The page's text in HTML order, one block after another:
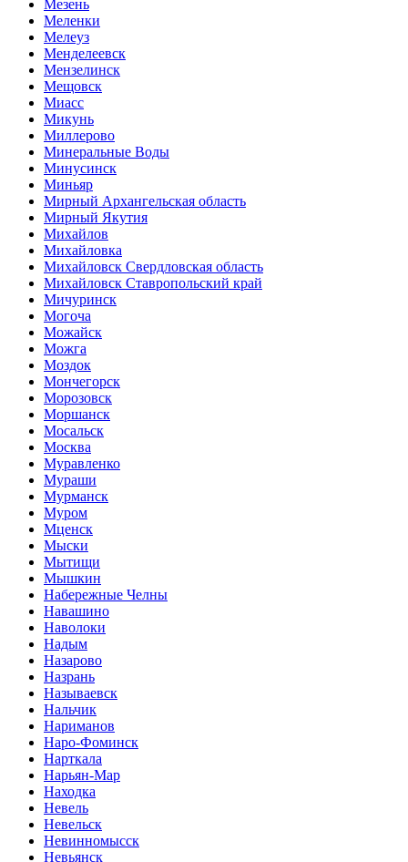
Мезень
Меленки
Мелеуз
Менделеевск
Мензелинск
Мещовск
Миасс
Микунь
Миллерово
Минеральные Воды
Минусинск
Миньяр
Мирный Архангельская область
Мирный Якутия
Михайлов
Михайловка
Михайловск Свердловская область
Михайловск Ставропольский край
Мичуринск
Могоча
Можайск
Можга
Моздок
Мончегорск
Морозовск
Моршанск
Мосальск
Москва
Муравленко
Мураши
Мурманск
Муром
Мценск
Мыски
Мытищи
Мышкин
Набережные Челны
Навашино
Наволоки
Надым
Назарово
Назрань
Называевск
Нальчик
Нариманов
Наро-Фоминск
Нарткала
Нарьян-Мар
Находка
Невель
Невельск
Невинномысск
Невьянск